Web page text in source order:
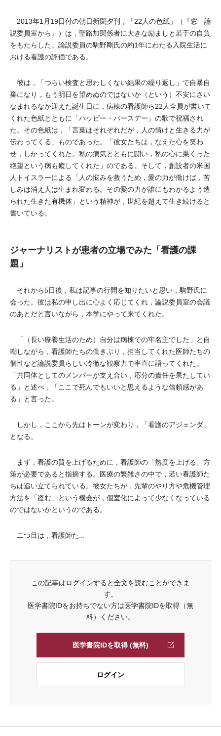
2013年1月19日付の朝日新聞夕刊，「22人の色紙」（『窓 論
説委員室から』）は，聖路加関係者に大きな励ましと若干の自負
をもたらした。論説委員の駒野剛氏の約1年にわたる入院生活に
おける看護の評価である。
彼は，「つらい検査と思わしくない結果の繰り返し」で自暴自
棄になり，もう明日を望めぬのではないか（という）不安にさい
なまれるなか迎えた誕生日に，病棟の看護師ら22人全員が書いて
くれた色紙とともに「ハッピー・バースデー」の歌で祝福され
た。その色紙は，「言葉はそれぞれだが，人の情けと生きる力が
伝わってくる」ものであった。「彼女たちは，なえた心を笑わ
せ，しかってくれた。私の病気とともに闘い，私の心に巣くった
絶望という病も癒してくれた」のである。そして，創設者の米国
人トイスラーによる「人の悩みを救うため，愛の力が働けば，苦
しみは消え人は生まれ変わる。その愛の力が誰にもわかるよう造
られた生きた有機体」という精神が，世紀を超えて生き続けると
書いている。
ジャーナリストが患者の立場でみた「看護の課
題」
それから5日後，私は記事の行間を知りたいと思い，駒野氏に
会った。彼は私の申し出に心よく応じてくれ，論説委員室の会議
のあとだと言いながら，本学にやって来てくれた。
「（長い療養生活のため）自分は病棟での牢名主でした」と自
嘲しながら，看護師たちの働きぶり，担当してくれた医師たちの
個性など論説委員らしい冷徹な観察力で率直に語ってくれた。
「共同体としてのメンバーが支え合い，応分の責任を果たしてい
る」と述べ，「ここで死んでもいいと思えるような信頼感があ
る」と言った。
しかし，ここから先はトーンが変わり，「看護のアジェンダ」
となる。
まず，看護の質を上げるために，看護師の「熟度を上げる」方
策が必要であると指摘する。医療の繁雑さの中で，若い看護師た
ちは追い立てられている。彼女たちが，先輩のやり方や危機管理
方法を「盗む」という機会が，個室化によって少なくなっている
のではないかというのである。
二つ目は，看護師た...
この記事はログインすると全文を読むことができま
す。
医学書院IDをお持ちでない方は医学書院IDを取得（無
料）ください。
医学書院IDを取得 (無料)
ログイン